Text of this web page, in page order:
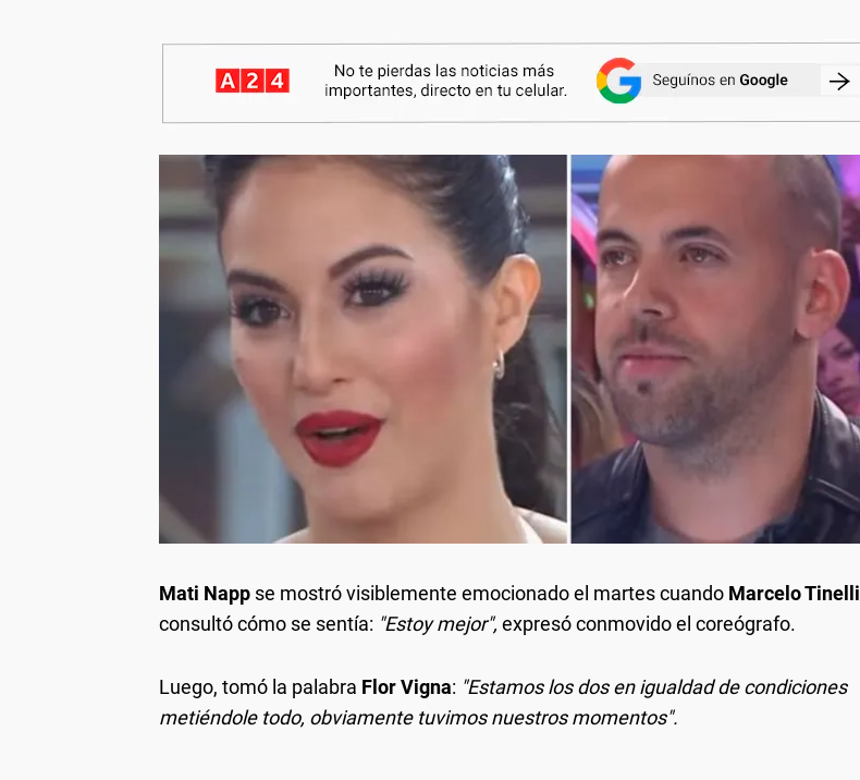
Mati Napp se mostró visiblemente emocionado el martes cuando Marcelo Tinelli
consultó cómo se sentía: "Estoy mejor", expresó conmovido el coreógrafo.
Luego, tomó la palabra Flor Vigna: "Estamos los dos en igualdad de condiciones
metiéndole todo, obviamente tuvimos nuestros momentos".